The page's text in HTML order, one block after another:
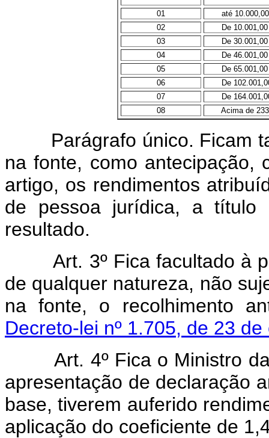
01
até 10.000,00
02
De 10.001,00
03
De 30.001,00
04
De 46.001,00
05
De 65.001,00
06
De 102.001,00
07
De 164.001,00
08
Acima de
Parágrafo único. Ficam
na fonte, como antecipação,
artigo, os rendimentos
de pessoa jurídica, a título
resultado.
Art. 3º Fica facultado à
de qualquer natureza, não
na fonte, o recolhimento
Decreto-lei nº 1.705, de 23
Art. 4º Fica o Ministro da
apresentação de declaração
base, tiverem auferido
aplicação do coeficiente de